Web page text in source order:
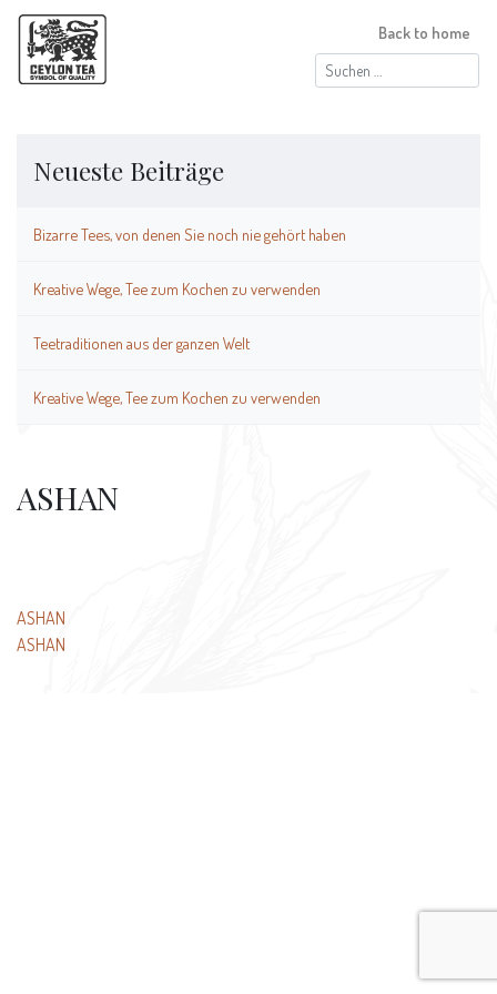
Suchen
nach:
Back to home
Neueste Beiträge
Bizarre Tees, von denen Sie noch nie gehört haben
Kreative Wege, Tee zum Kochen zu verwenden
Teetraditionen aus der ganzen Welt
Kreative Wege, Tee zum Kochen zu verwenden
ASHAN
Beitragsnavigation
ASHAN
ASHAN